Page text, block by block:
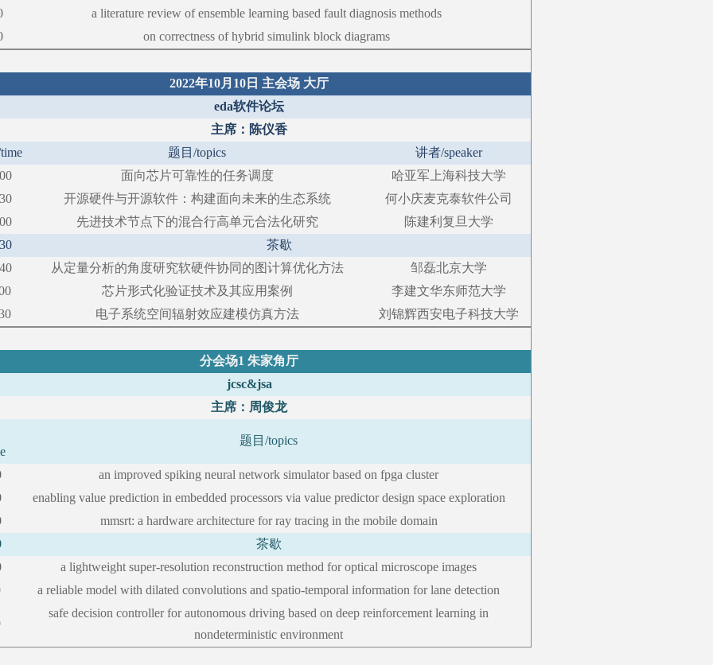
a literature review of ensemble learning based fault diagnosis methods
on correctness of hybrid simulink block diagrams
2022年10月10日 主会场 大厅
eda软件论坛
主席：陈仪香
题目 /topics 讲者/speaker
面向芯片可靠性的任务调度 哈亚军 上海科技大学
开源硬件与开源软件：构建面向未来的生态系统 何小庆麦克泰软件公司
先进技术节点下的混合行高单元合法化研究 陈建利 复旦大学
茶歇
从定量分析的角度研究软硬件协同的图计算优化方法 邹磊北京大学
芯片形式化验证技术及其应用案例 李建文华东师范大学
电子系统空间辐射效应建模仿真方法 刘锦辉西安电子科技大学
分会场1 朱家角厅
jcsc&jsa
主席：周俊龙
题目 /topics
an improved spiking neural network simulator based on fpga cluster
enabling value prediction in embedded processors via value predictor design space exploration
mmsrt: a hardware architecture for ray tracing in the mobile domain
茶歇
a lightweight super-resolution reconstruction method for optical microscope images
a reliable model with dilated convolutions and spatio-temporal information for lane detection
safe decision controller for autonomous driving based on deep reinforcement learning in
nondeterministic environment